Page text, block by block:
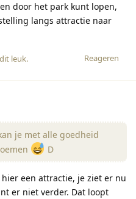
door het park kunt lopen,
langs attractie naar
Reageren
leuk.
je met alle goedheid
D
een attractie, je ziet er nu
er niet verder. Dat loopt